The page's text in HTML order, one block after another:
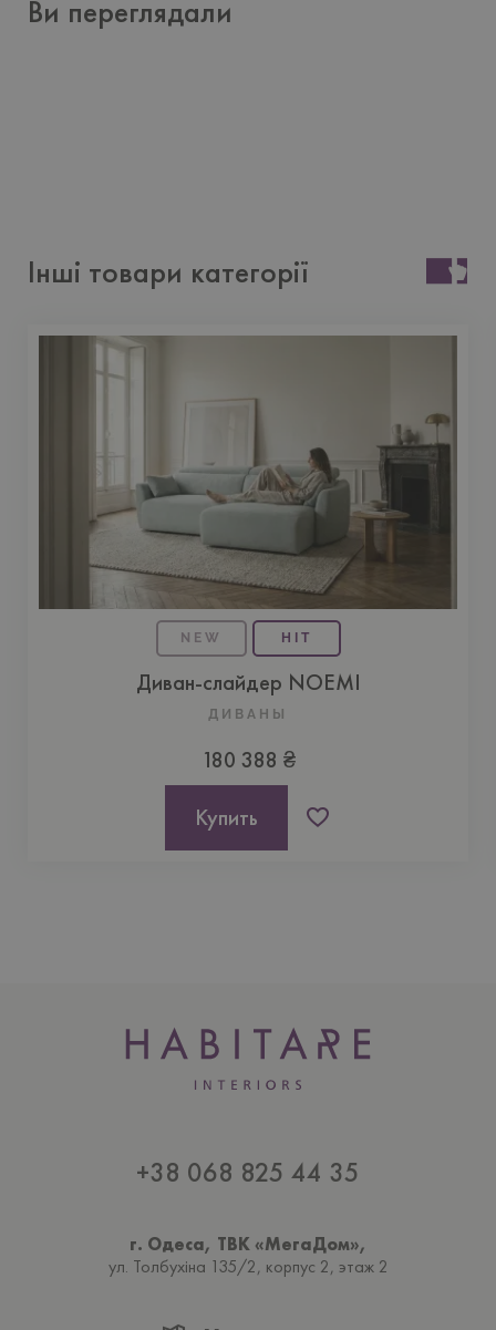
Ви переглядали
Інші товари категорії
NEW HIT
Диван-слайдер NOEMI
ДИВАНЫ
180 388 ₴
Купить
+38 068 825 44 35
г. Одеса, ТВК «МегаДом»,
ул. Толбухiна 135/2, корпус 2, этаж 2